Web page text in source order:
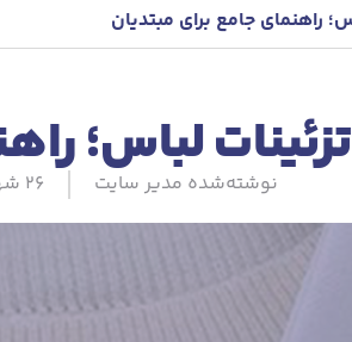
راهنمای جامع برای مبتدیان
لباس؛
نوشته‌شده مدیر سایت 26 شهریور 1404